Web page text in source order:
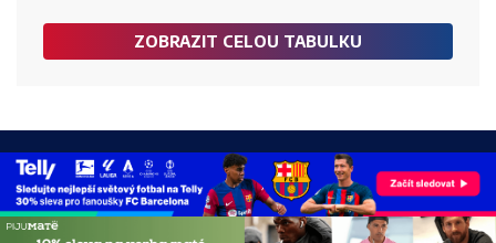
ZOBRAZIT CELOU TABULKU